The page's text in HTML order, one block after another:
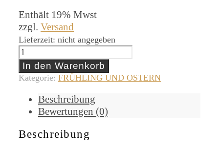
Enthält 19% Mwst
zzgl. Versand
Lieferzeit: nicht angegeben
Küken,
10x10
Menge
In den Warenkorb
Kategorie: FRÜHLING UND OSTERN
Beschreibung
Bewertungen (0)
Beschreibung